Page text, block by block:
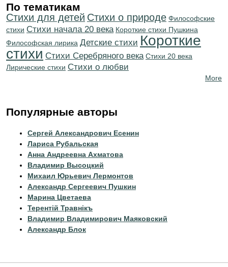
По тематикам
Стихи для детей Стихи о природе Философские
стихи Cтихи начала 20 века Короткие стихи Пушкина
Философская лирика Детские стихи Короткие
стихи Cтихи Серебряного века Стихи 20 века
Лирические стихи Стихи о любви
More
Популярные авторы
Сергей Александрович Есенин
Лариса Рубальская
Анна Андреевна Ахматова
Владимир Высоцкий
Михаил Юрьевич Лермонтов
Александр Сергеевич Пушкин
Марина Цветаева
Терентiй Травнiкъ
Владимир Владимирович Маяковский
Александр Блок